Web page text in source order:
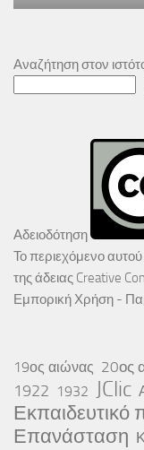
Αναζήτηση στον
Αδειοδότηση
Το περιεχόμενο αυτού
της άδειας Creative
Εμπορική Χρήση -
19ος αιώνας 20ος
1922 1932 JClic
Επανάσταση